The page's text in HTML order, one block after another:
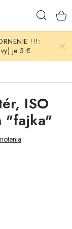
!!!:
je 5 €.
ISO
"fajka"